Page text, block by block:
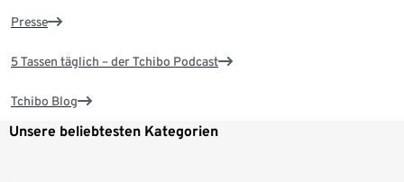
Presse
5 Tassen täglich – der Tchibo Podcast
Tchibo Blog
Unsere beliebtesten Kategorien